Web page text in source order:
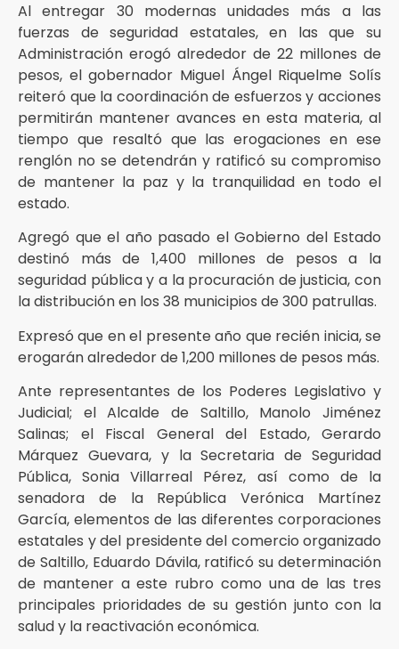
Al entregar 30 modernas unidades más a las
fuerzas de seguridad estatales, en las que su
Administración erogó alrededor de 22 millones de
pesos, el gobernador Miguel Ángel Riquelme Solís
reiteró que la coordinación de esfuerzos y acciones
permitirán mantener avances en esta materia, al
tiempo que resaltó que las erogaciones en ese
renglón no se detendrán y ratificó su compromiso
de mantener la paz y la tranquilidad en todo el
estado.
Agregó que el año pasado el Gobierno del Estado
destinó más de 1,400 millones de pesos a la
seguridad pública y a la procuración de justicia, con
la distribución en los 38 municipios de 300 patrullas.
Expresó que en el presente año que recién inicia, se
erogarán alrededor de 1,200 millones de pesos más.
Ante representantes de los Poderes Legislativo y
Judicial; el Alcalde de Saltillo, Manolo Jiménez
Salinas; el Fiscal General del Estado, Gerardo
Márquez Guevara, y la Secretaria de Seguridad
Pública, Sonia Villarreal Pérez, así como de la
senadora de la República Verónica Martínez
García, elementos de las diferentes corporaciones
estatales y del presidente del comercio organizado
de Saltillo, Eduardo Dávila, ratificó su determinación
de mantener a este rubro como una de las tres
principales prioridades de su gestión junto con la
salud y la reactivación económica.